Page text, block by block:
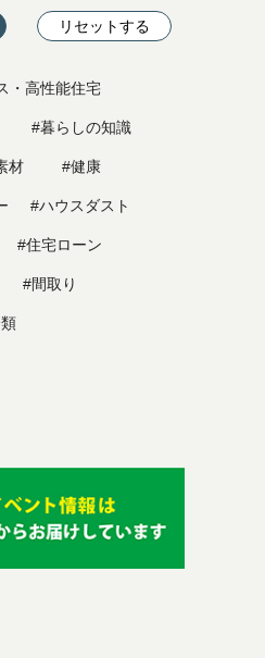
リセットする
・高性能住宅
#暮らしの知識
材 #健康
#ハウスダスト
#住宅ローン
#間取り